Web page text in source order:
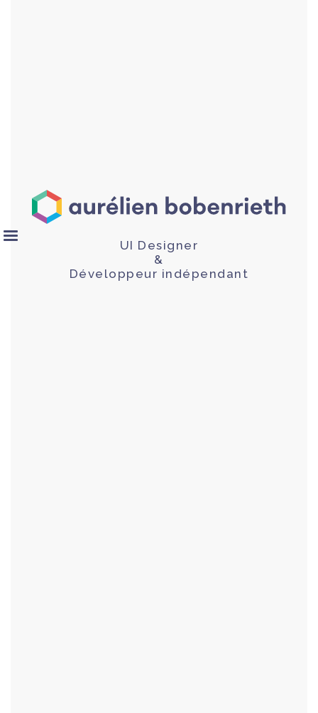
UI Designer
&
Développeur indépendant